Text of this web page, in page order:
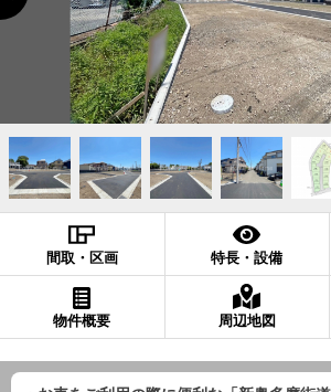
間取・区画 特長・設備
物件概要 周辺地図